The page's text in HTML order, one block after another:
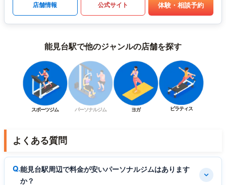
店舗情報 公式サイト 体験・相談予約
能見台駅で他のジャンルの店舗を探す
スポーツジム パーソナルジム ヨガ ピラティス
よくある質問
能見台駅周辺で料金が安いパーソナルジムはあります
か？